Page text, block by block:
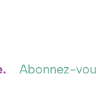
Abonnez-